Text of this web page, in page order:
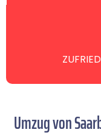
Umzug von